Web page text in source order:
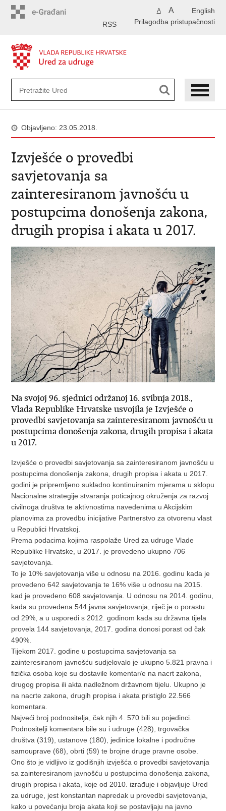
English
A A
Prilagodba pristupačnosti
RSS
Objavljeno: 23.05.2018.
Izvješće o provedbi
savjetovanja sa
zainteresiranom javnošću u
postupcima donošenja zakona,
drugih propisa i akata u 2017.
Na svojoj 96. sjednici održanoj 16. svibnja 2018.,
Vlada Republike Hrvatske usvojila je Izvješće o
provedbi savjetovanja sa zainteresiranom javnošću u
postupcima donošenja zakona, drugih propisa i akata
u 2017.
Izvješće o provedbi savjetovanja sa zainteresiranom javnošću u
postupcima donošenja zakona, drugih propisa i akata u 2017.
godini je pripremljeno sukladno kontinuiranim mjerama u sklopu
Nacionalne strategije stvaranja poticajnog okruženja za razvoj
civilnoga društva te aktivnostima navedenima u Akcijskim
planovima za provedbu inicijative Partnerstvo za otvorenu vlast
u Republici Hrvatskoj.
Prema podacima kojima raspolaže Ured za udruge Vlade
Republike Hrvatske, u 2017. je provedeno ukupno 706
savjetovanja.
To je 10% savjetovanja više u odnosu na 2016. godinu kada je
provedeno 642 savjetovanja te 16% više u odnosu na 2015.
kad je provedeno 608 savjetovanja. U odnosu na 2014. godinu,
kada su provedena 544 javna savjetovanja, riječ je o porastu
od 29%, a u usporedi s 2012. godinom kada su državna tijela
provela 144 savjetovanja, 2017. godina donosi porast od čak
490%.
Tijekom 2017. godine u postupcima savjetovanja sa
zainteresiranom javnošću sudjelovalo je ukupno 5.821 pravna i
fizička osoba koje su dostavile komentar/e na nacrt zakona,
drugog propisa ili akta nadležnom državnom tijelu. Ukupno je
na nacrte zakona, drugih propisa i akata pristiglo 22.566
komentara.
Najveći broj podnositelja, čak njih 4. 570 bili su pojedinci.
Podnositelji komentara bile su i udruge (428), trgovačka
društva (319), ustanove (180), jedinice lokalne i područne
samouprave (68), obrti (59) te brojne druge pravne osobe.
Ono što je vidljivo iz godišnjih izvješća o provedbi savjetovanja
sa zainteresiranom javnošću u postupcima donošenja zakona,
drugih propisa i akata, koje od 2010. izrađuje i objavljuje Ured
za udruge, jest konstantan napredak u provedbi savjetovanja,
kako u povećanju broja akata koji se postavljaju na javno